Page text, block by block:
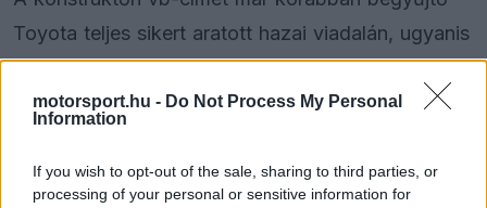
motorsport.hu - Do Not Process My Personal
Information
If you wish to opt-out of the sale, sharing to third parties, or
processing of your personal or sensitive information for
Toyota teljes sikert aratott hazai viadalán, ugyanis
amellett, hogy Ogier megszerezte a maximálisan
elérhető harminc pontot, mögötte márkatársa,
szintén toyotás finn reménység, Sami Pajari zárt.